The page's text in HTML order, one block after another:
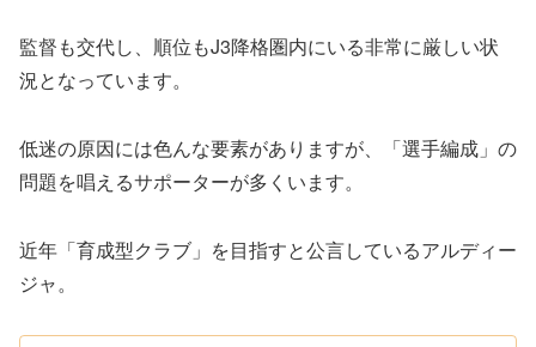
監督も交代し、順位もJ3降格圏内にいる非常に厳しい状
況となっています。
低迷の原因には色んな要素がありますが、「選手編成」の
問題を唱えるサポーターが多くいます。
近年「育成型クラブ」を目指すと公言しているアルディー
ジャ。